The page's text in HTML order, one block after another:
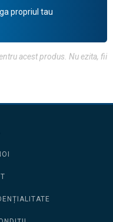
propriul tau
acest produs. Nu ezita, fii